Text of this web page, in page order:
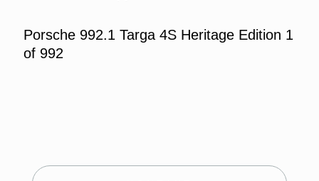
Porsche 992.1 Targa 4S Heritage Edition 1
of 992